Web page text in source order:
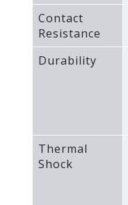
Contact
Resistance
Durability
Thermal
Shock